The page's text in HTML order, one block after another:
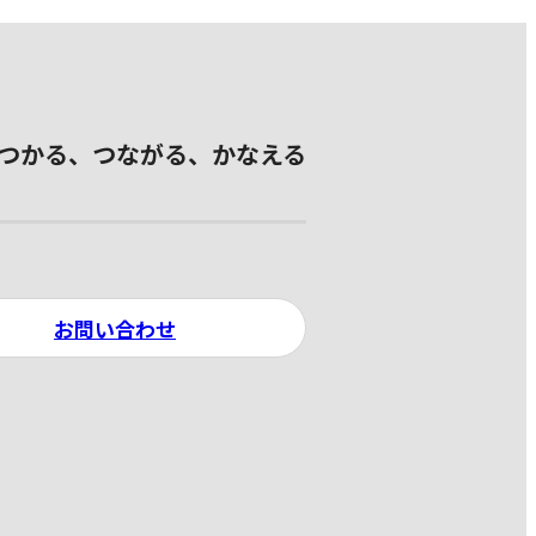
かる、つながる、かなえる
お問い合わせ